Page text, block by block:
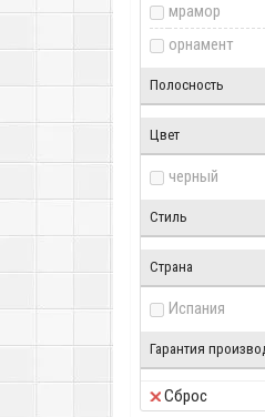
мрамор
орнамент
Полосность
Цвет
черный
Стиль
Страна
Испания
Гарантия
Сброс